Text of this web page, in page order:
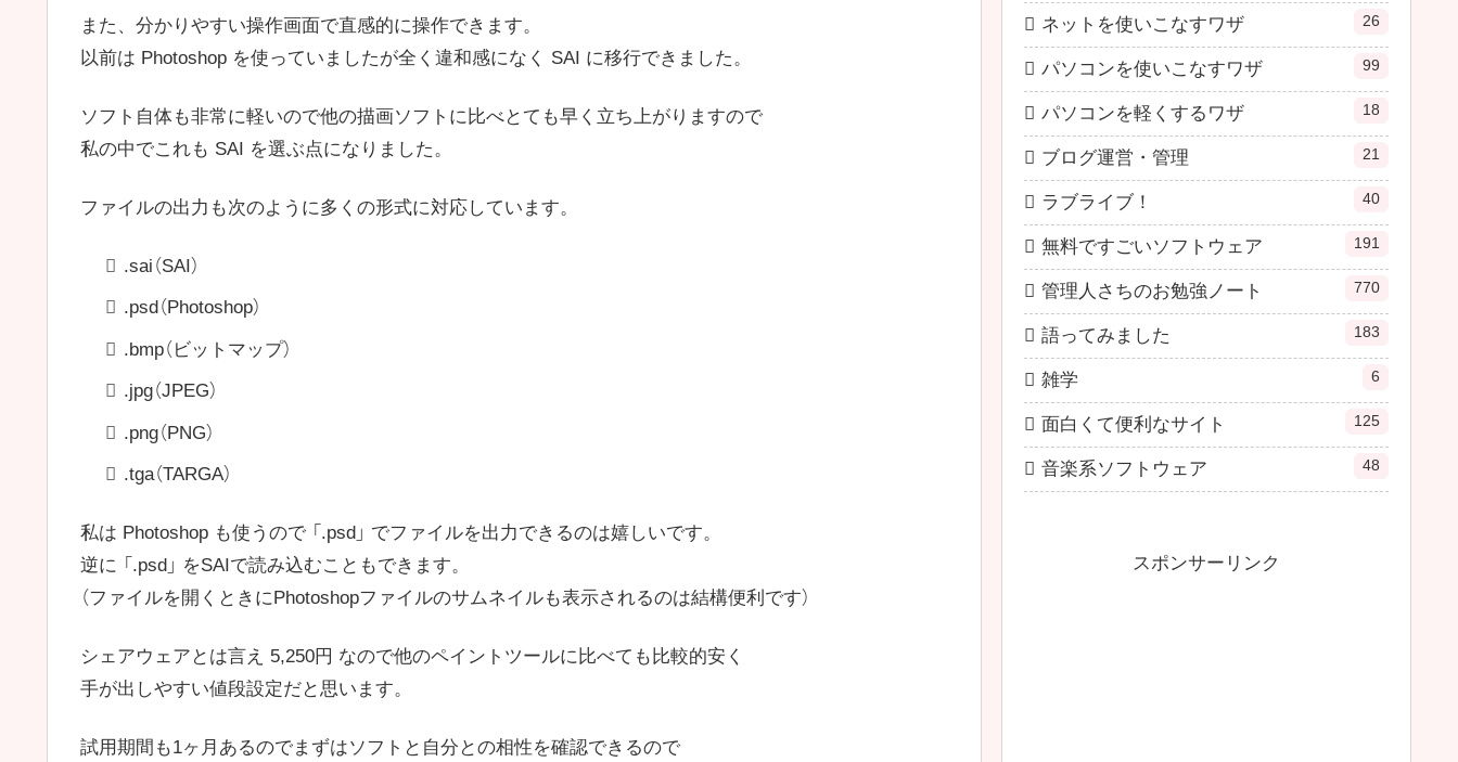
また、分かりやすい操作画面で直感的に操作できます。
以前は Photoshop を使っていましたが全く違和感になく SAI に移行できました。
ソフト自体も非常に軽いので他の描画ソフトに比べとても早く立ち上がりますので
私の中でこれも SAI を選ぶ点になりました。
ファイルの出力も次のように多くの形式に対応しています。
.sai（SAI）
.psd（Photoshop）
.bmp（ビットマップ）
.jpg（JPEG）
.png（PNG）
.tga（TARGA）
私は Photoshop も使うので 「.psd」 でファイルを出力できるのは嬉しいです。
逆に 「.psd」 をSAIで読み込むこともできます。
（ファイルを開くときにPhotoshopファイルのサムネイルも表示されるのは結構便利です）
シェアウェアとは言え 5,250円 なので他のペイントツールに比べても比較的安く
手が出しやすい値段設定だと思います。
試用期間も1ヶ月あるのでまずはソフトと自分との相性を確認できるので
ネットを使いこなすワザ 26
パソコンを使いこなすワザ 99
パソコンを軽くするワザ 18
ブログ運営・管理 21
ラブライブ！ 40
無料ですごいソフトウェア 191
管理人さちのお勉強ノート 770
語ってみました 183
雑学 6
面白くて便利なサイト 125
音楽系ソフトウェア 48
スポンサーリンク